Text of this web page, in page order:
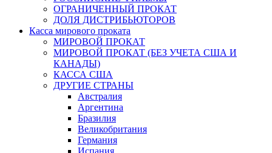
ОГРАНИЧЕННЫЙ ПРОКАТ
ДОЛЯ ДИСТРИБЬЮТОРОВ
Касса мирового проката
МИРОВОЙ ПРОКАТ
МИРОВОЙ ПРОКАТ (БЕЗ УЧЕТА США И
КАНАДЫ)
КАССА США
ДРУГИЕ СТРАНЫ
Австралия
Аргентина
Бразилия
Великобритания
Германия
Испания